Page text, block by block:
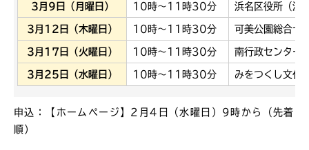
3月9日（月曜日） 10時～11時30分 浜名区役所（浜
3月12日（木曜日） 10時～11時30分 可美公園総合セ
3月17日（火曜日） 10時～11時30分 南行政センター
3月25日（水曜日） 10時～11時30分 みをつくし文化
申込：【ホームページ】2月4日（水曜日）9時から（先着
順）